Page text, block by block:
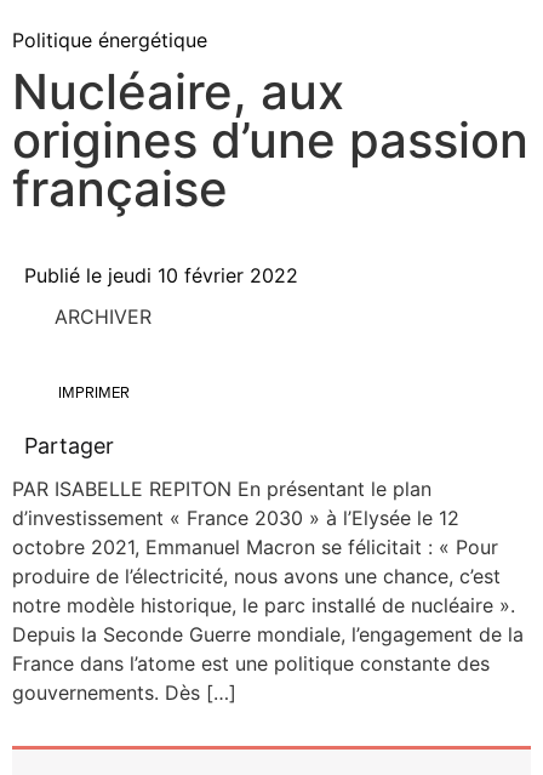
Politique énergétique
Nucléaire, aux
origines d’une passion
française
Publié le jeudi 10 février 2022
ARCHIVER
IMPRIMER
Partager
PAR ISABELLE REPITON En pré­sen­tant le plan
d’investissement « France 2030 » à l’Elysée le 12
octobre 2021, Emma­nuel Macron se féli­ci­tait : « Pour
pro­duire de l’électricité, nous avons une chance, c’est
notre modèle his­to­rique, le parc ins­tal­lé de nucléaire ».
Depuis la Seconde Guerre mon­diale, l’engagement de la
France dans l’atome est une poli­tique constante des
gou­ver­ne­ments. Dès […]